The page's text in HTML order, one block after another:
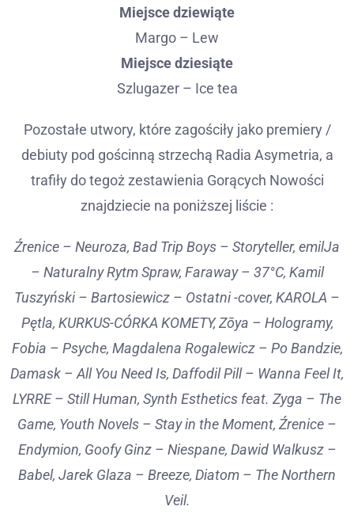
Miejsce dziewiąte
Margo – Lew
Miejsce dziesiąte
Szlugazer – Ice tea
Pozostałe utwory, które zagościły jako premiery /
debiuty pod gościnną strzechą Radia Asymetria, a
trafiły do tegoż zestawienia Gorących Nowości
znajdziecie na poniższej liście :
Źrenice – Neuroza, Bad Trip Boys – Storyteller, emilJa
– Naturalny Rytm Spraw, Faraway – 37°C, Kamil
Tuszyński – Bartosiewicz – Ostatni -cover, KAROLA –
Pętla, KURKUS-CÓRKA KOMETY, Zōya – Hologramy,
Fobia – Psyche, Magdalena Rogalewicz – Po Bandzie,
Damask – All You Need Is, Daffodil Pill – Wanna Feel It,
LYRRE – Still Human, Synth Esthetics feat. Zyga – The
Game, Youth Novels – Stay in the Moment, Źrenice –
Endymion, Goofy Ginz – Niespane, Dawid Walkusz –
Babel, Jarek Glaza – Breeze, Diatom – The Northern
Veil.